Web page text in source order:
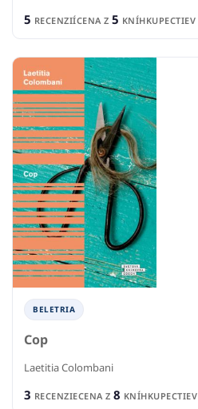
5 RECENZIÍCENA Z 5 KNÍHKUPECTIEV
BELETRIA
Cop
Laetitia Colombani
3 RECENZIECENA Z 8 KNÍHKUPECTIEV